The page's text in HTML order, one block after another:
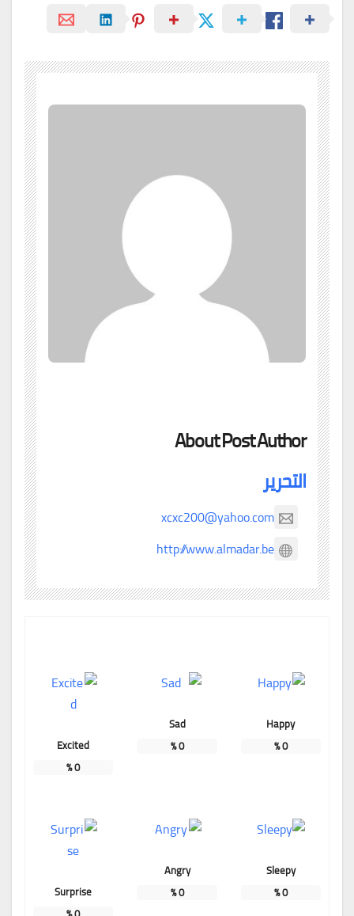
About Post Author
التحرير
xcxc200@yahoo.com
http://www.almadar.be
Happy
0
%
Sad
0
%
Excited
0
%
Sleepy
0
%
Angry
0
%
Surprise